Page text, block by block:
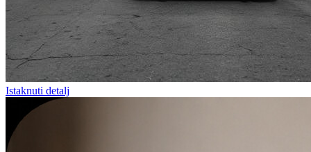
Istaknuti detalj